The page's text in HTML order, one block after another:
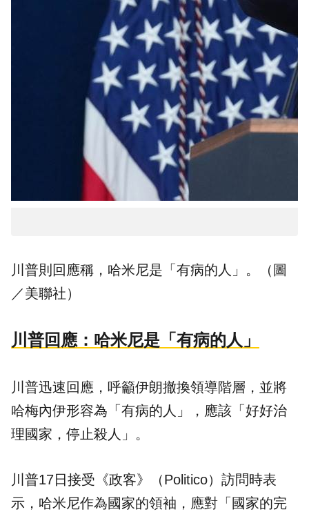
川普則回應稱，哈米尼是「有病的人」。（圖
／美聯社）
川普回應：哈米尼是「有病的人」
川普迅速回應，呼籲伊朗撤換領導階層，並將
哈梅內伊形容為「有病的人」，應該「好好治
理國家，停止殺人」。
川普17日接受《政客》（Politico）訪問時表
示，哈米尼作為國家的領袖，應對「國家的完